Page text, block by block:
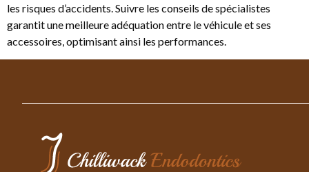
les risques d’accidents. Suivre les conseils de spécialistes
garantit une meilleure adéquation entre le véhicule et ses
accessoires, optimisant ainsi les performances.